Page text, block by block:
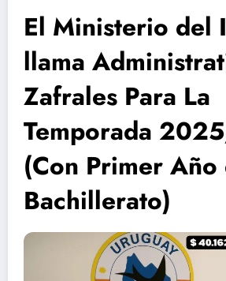
El Ministerio del
llama
Zafrales Para La
Temporada
(Con Primer Año
Bachillerato)